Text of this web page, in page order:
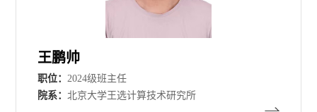
王鹏帅
职位： 2024级班主任
院系： 北京大学王选计算技术研究所